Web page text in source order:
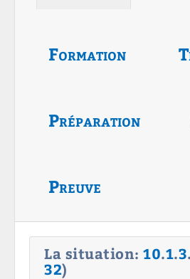
Formation
Préparation
Preuve
La situation: 10.1.3.
32)